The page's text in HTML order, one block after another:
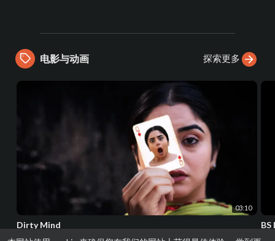
电影与动画 探索更多
03:10
Dirty Mind
admin
BS